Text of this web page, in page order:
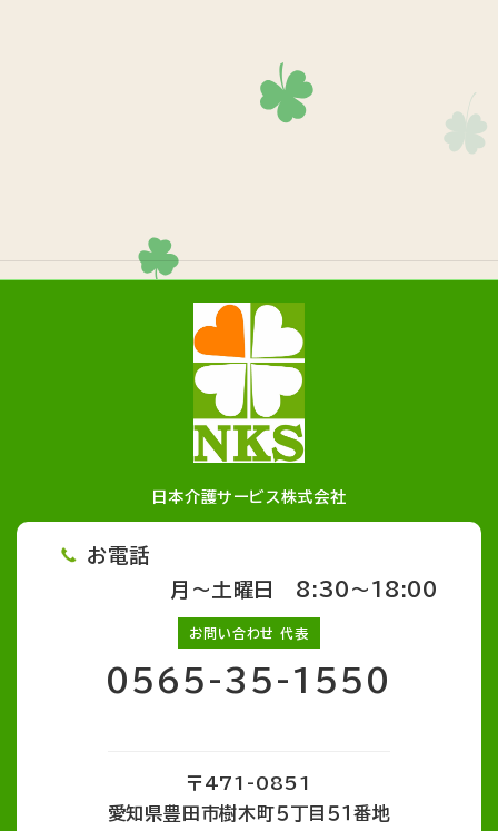
日本介護サービス株式会社
お電話
月～土曜日 8:30～18:00
お問い合わせ 代表
0565-35-1550
〒471-0851
愛知県豊田市樹木町５丁目５１番地